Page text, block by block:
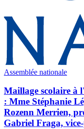
Assemblée nationale
Maillage scolaire à
: Mme Stéphanie
Rozenn Merrien,
Gabriel Fraga,